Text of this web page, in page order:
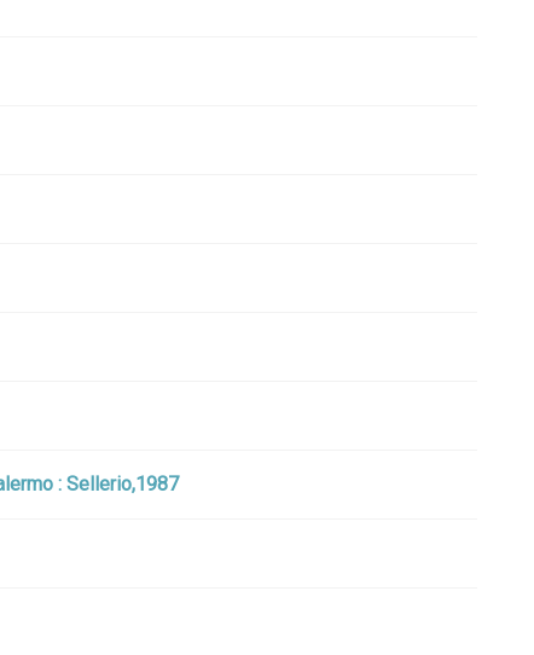
: Sellerio,1987